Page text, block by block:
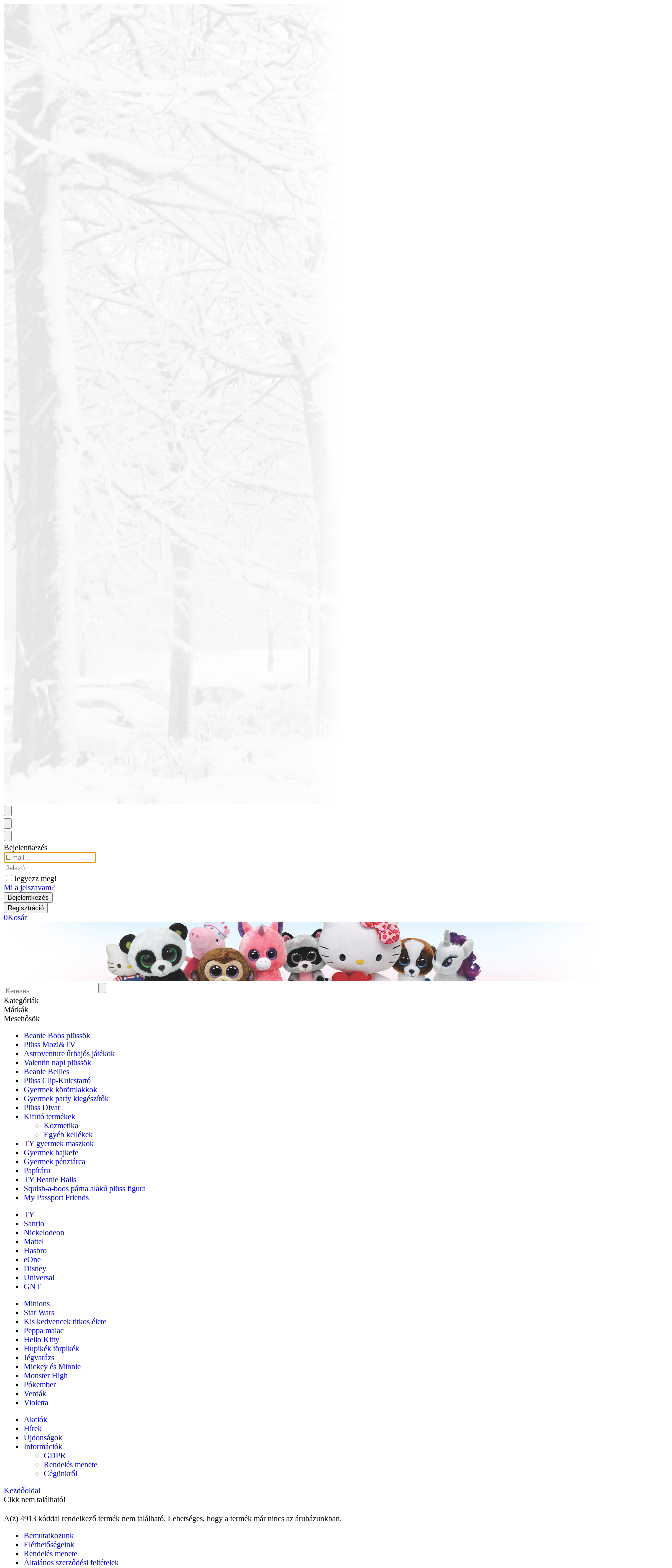
Bejelentkezés
Jegyezz meg!
Mi a jelszavam?
0Kosár
Kategóriák
Márkák
Mesehősök
Beanie Boos plüssök
Plüss Mozi&TV
Astroventure űrhajós játékok
Valentin napi plüssök
Beanie Bellies
Plüss Clip-Kulcstartó
Gyermek körömlakkok
Gyermek party kiegészítők
Plüss Divat
Kifutó termékek
Kozmetika
Egyéb kellékek
TY gyermek maszkok
Gyermek hajkefe
Gyermek pénztárca
Papíráru
TY Beanie Balls
Squish-a-boos párna alakú plüss figura
My Passport Friends
TY
Sanrio
Nickelodeon
Mattel
Hasbro
eOne
Disney
Universal
GNT
Minions
Star Wars
Kis kedvencek titkos élete
Peppa malac
Hello Kitty
Hupikék törpikék
Jégvarázs
Mickey és Minnie
Monster High
Pókember
Verdák
Violetta
Akciók
Hírek
Újdonságok
Információk
GDPR
Rendelés menete
Cégünkről
Kezdőoldal
Cikk nem található!
A(z) 4913 kóddal rendelkező termék nem található. Lehetséges, hogy a termék már nincs az áruházunkban.
Bemutatkozunk
Elérhetőségeink
Rendelés menete
Általános szerződési feltételek